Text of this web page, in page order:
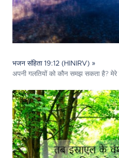
भजन संहिता 19:12 (HINIRV) »
अपनी गलतियों को कौन समझ सकता है? मेरे